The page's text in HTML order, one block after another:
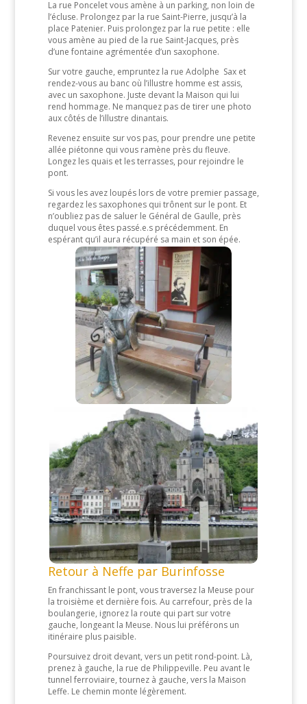
La rue Poncelet vous amène à un parking, non loin de
l’écluse. Prolongez par la rue Saint-Pierre, jusqu’à la
place Patenier. Puis prolongez par la rue petite : elle
vous amène au pied de la rue Saint-Jacques, près
d’une fontaine agrémentée d’un saxophone.
Sur votre gauche, empruntez la rue Adolphe Sax et
rendez-vous au banc où l’illustre homme est assis,
avec un saxophone. Juste devant la Maison qui lui
rend hommage. Ne manquez pas de tirer une photo
aux côtés de l’illustre dinantais.
Revenez ensuite sur vos pas, pour prendre une petite
allée piétonne qui vous ramène près du fleuve.
Longez les quais et les terrasses, pour rejoindre le
pont.
Si vous les avez loupés lors de votre premier passage,
regardez les saxophones qui trônent sur le pont. Et
n’oubliez pas de saluer le Général de Gaulle, près
duquel vous êtes passé.e.s précédemment. En
espérant qu’il aura récupéré sa main et son épée.
Retour à Neffe par Burinfosse
En franchissant le pont, vous traversez la Meuse pour
la troisième et dernière fois. Au carrefour, près de la
boulangerie, ignorez la route qui part sur votre
gauche, longeant la Meuse. Nous lui préférons un
itinéraire plus paisible.
Poursuivez droit devant, vers un petit rond-point. Là,
prenez à gauche, la rue de Philippeville. Peu avant le
tunnel ferroviaire, tournez à gauche, vers la Maison
Leffe. Le chemin monte légèrement.